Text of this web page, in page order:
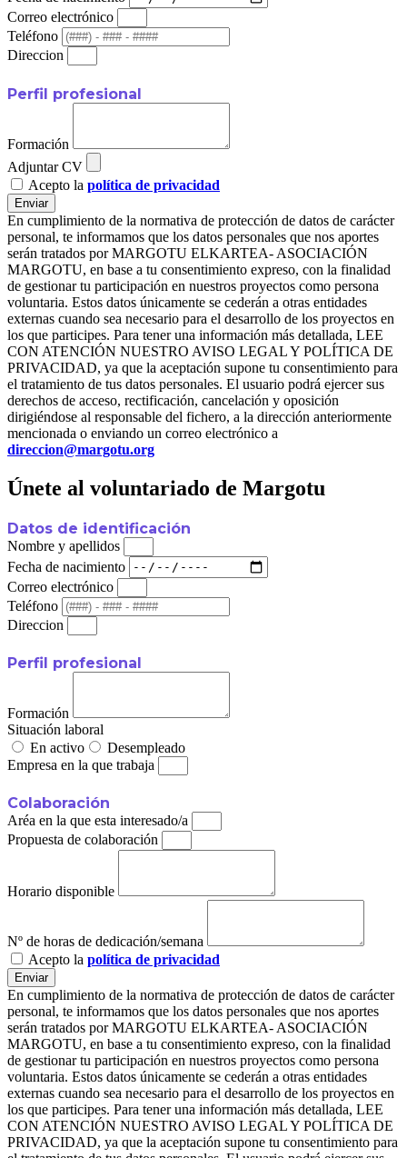
Correo electrónico
Teléfono
Direccion
Perfil profesional
Formación
Adjuntar CV
Acepto la política de privacidad
Enviar
En cumplimiento de la normativa de protección de datos de carácter
personal, te informamos que los datos personales que nos aportes
serán tratados por MARGOTU ELKARTEA- ASOCIACIÓN
MARGOTU, en base a tu consentimiento expreso, con la finalidad
de gestionar tu participación en nuestros proyectos como persona
voluntaria. Estos datos únicamente se cederán a otras entidades
externas cuando sea necesario para el desarrollo de los proyectos en
los que participes. Para tener una información más detallada, LEE
CON ATENCIÓN NUESTRO AVISO LEGAL Y POLÍTICA DE
PRIVACIDAD, ya que la aceptación supone tu consentimiento para
el tratamiento de tus datos personales. El usuario podrá ejercer sus
derechos de acceso, rectificación, cancelación y oposición
dirigiéndose al responsable del fichero, a la dirección anteriormente
mencionada o enviando un correo electrónico a
direccion@margotu.org
Únete al voluntariado de Margotu
Datos de identificación
Nombre y apellidos
Fecha de nacimiento
Correo electrónico
Teléfono
Direccion
Perfil profesional
Formación
Situación laboral
En activo
Desempleado
Empresa en la que trabaja
Colaboración
Aréa en la que esta interesado/a
Propuesta de colaboración
Horario disponible
Nº de horas de dedicación/semana
Acepto la política de privacidad
Enviar
En cumplimiento de la normativa de protección de datos de carácter
personal, te informamos que los datos personales que nos aportes
serán tratados por MARGOTU ELKARTEA- ASOCIACIÓN
MARGOTU, en base a tu consentimiento expreso, con la finalidad
de gestionar tu participación en nuestros proyectos como persona
voluntaria. Estos datos únicamente se cederán a otras entidades
externas cuando sea necesario para el desarrollo de los proyectos en
los que participes. Para tener una información más detallada, LEE
CON ATENCIÓN NUESTRO AVISO LEGAL Y POLÍTICA DE
PRIVACIDAD, ya que la aceptación supone tu consentimiento para